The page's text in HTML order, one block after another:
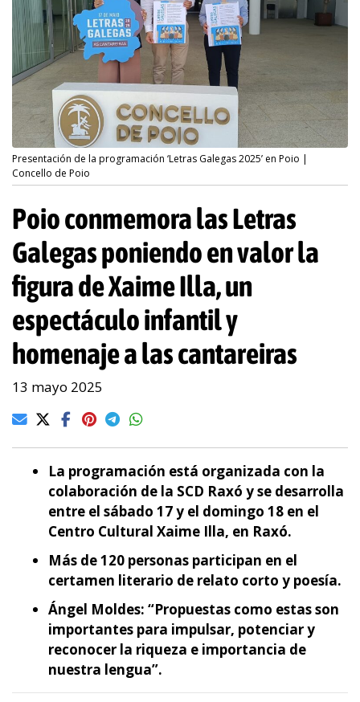
Presentación de la programación ‘Letras Galegas 2025’ en Poio |
Concello de Poio
Poio conmemora las Letras
Galegas poniendo en valor la
figura de Xaime Illa, un
espectáculo infantil y
homenaje a las cantareiras
13 mayo 2025
La programación está organizada con la
colaboración de la SCD Raxó y se desarrolla
entre el sábado 17 y el domingo 18 en el
Centro Cultural Xaime Illa, en Raxó.
Más de 120 personas participan en el
certamen literario de relato corto y poesía.
Ángel Moldes: “Propuestas como estas son
importantes para impulsar, potenciar y
reconocer la riqueza e importancia de
nuestra lengua”.